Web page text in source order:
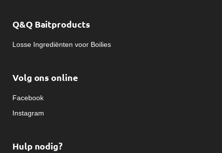
Q&Q Baitproducts
Losse Ingrediënten voor Boilies
Volg ons online
Facebook
Instagram
Hulp nodig?